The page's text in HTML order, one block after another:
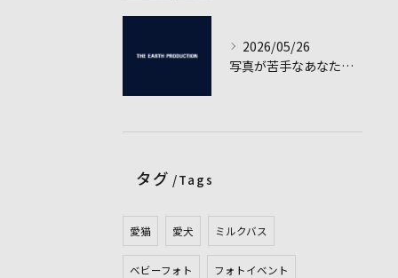
2026/05/26
写真が苦手なあなたへ贈る！失敗しないフォトウェディング撮影の全対策
タグ Tags
愛猫 愛犬 ミルクバス
ベビーフォト フォトイベント